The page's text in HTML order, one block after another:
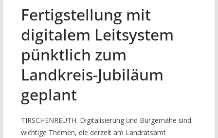
Fertigstellung mit
digitalem Leitsystem
pünktlich zum
Landkreis-Jubiläum
geplant
TIRSCHENREUTH. Digitalisierung und Bürgernähe sind
wichtige Themen, die derzeit am Landratsamt